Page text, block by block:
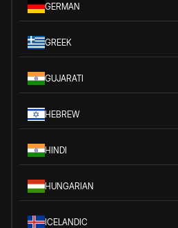
GERMAN
GREEK
GUJARATI
HEBREW
HINDI
HUNGARIAN
ICELANDIC